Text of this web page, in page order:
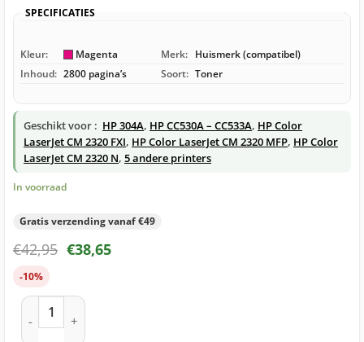
SPECIFICATIES
Kleur: Magenta Merk: Huismerk (compatibel)
Inhoud: 2800 pagina’s Soort: Toner
Geschikt voor : HP 304A, HP CC530A – CC533A, HP Color
LaserJet CM 2320 FXI, HP Color LaserJet CM 2320 MFP, HP Color
LaserJet CM 2320 N, 5 andere printers
In voorraad
Gratis verzending vanaf €49
€42,95 €38,65
-10%
HP 304A (CC533A) toner magenta huismerk aantal